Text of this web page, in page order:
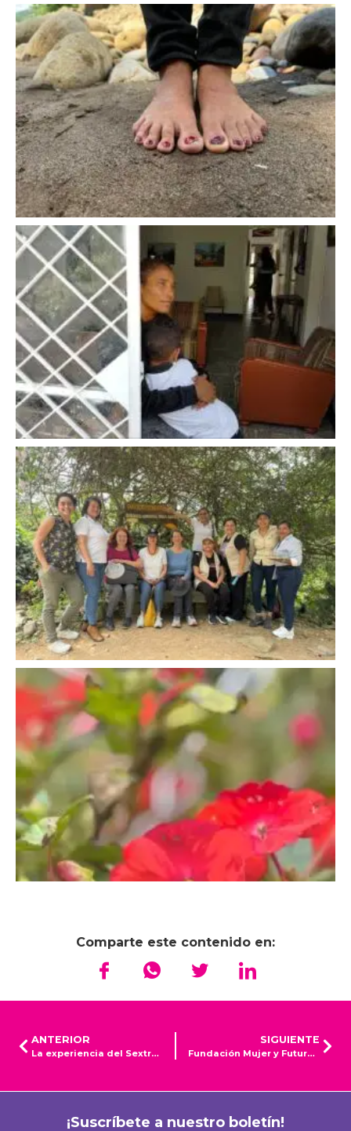
Comparte este contenido en:
ANTERIOR
La experiencia del Sextruck de Mujer y Futuro
SIGUIENTE
Fundación Mujer y Futuro participó en la Conferencia Internacional sobre Planificación Familiar (ICFP) 2025
¡Suscríbete a nuestro boletín!